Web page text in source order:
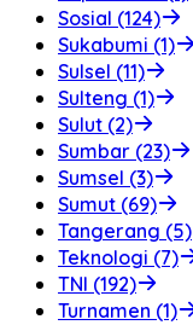
Sosial (124)
Sukabumi (1)
Sulsel (11)
Sulteng (1)
Sulut (2)
Sumbar (23)
Sumsel (3)
Sumut (69)
Tangerang (5)
Teknologi (7)
TNI (192)
Turnamen (1)